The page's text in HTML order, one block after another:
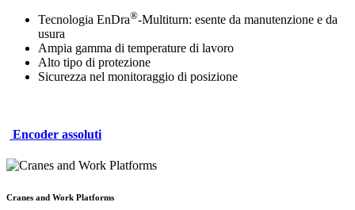
Tecnologia EnDra®-Multiturn: esente da manutenzione e da
usura
Ampia gamma di temperature di lavoro
Alto tipo di protezione
Sicurezza nel monitoraggio di posizione
Encoder assoluti
Cranes and Work Platforms